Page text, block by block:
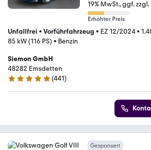
19% MwSt. ggf. zzgl.
Erhöhter Preis
Unfallfrei • Vorführfahrzeug • EZ 12/2024•
85 kW (116 PS) • Benzin
Siemon GmbH
48282 Emsdetten
4.9 Sterne
(441)
Gesponsert